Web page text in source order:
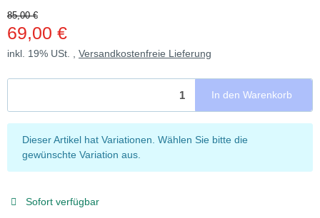
85,00 €
69,00 €
inkl. 19% USt. , Versandkostenfreie Lieferung
In den Warenkorb
x
Dieser Artikel hat Variationen. Wählen Sie bitte die
gewünschte Variation aus.
Sofort verfügbar